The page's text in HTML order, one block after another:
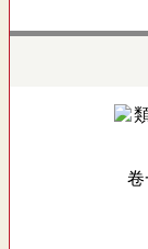
卷